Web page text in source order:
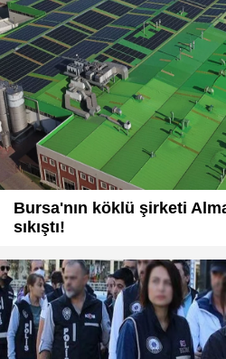
Bursa'nın köklü şirketi
sıkıştı!